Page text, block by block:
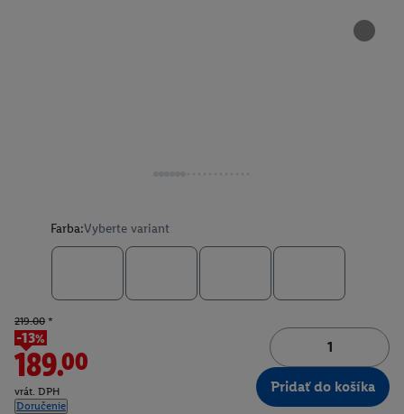
Farba:Vyberte variant
219.00 *
-13%
189.00
vrát. DPH
Doručenie
Pridať do košíka